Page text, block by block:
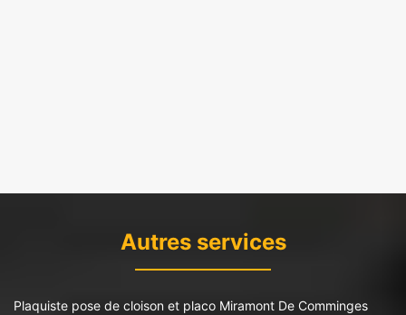
Autres services
Plaquiste pose de cloison et placo Miramont De Comminges